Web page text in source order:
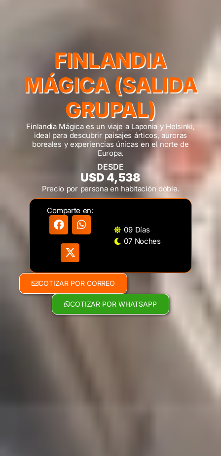
FINLANDIA
MÁGICA (SALIDA
GRUPAL)
Finlandia Mágica es un viaje a Laponia y Helsinki,
ideal para descubrir paisajes árticos, auroras
boreales y experiencias únicas en el norte de
Europa.
DESDE
USD 4,538
Precio por persona en habitación doble.
Comparte en:
09 Días
07 Noches
COTIZAR POR CORREO
COTIZAR POR WHATSAPP